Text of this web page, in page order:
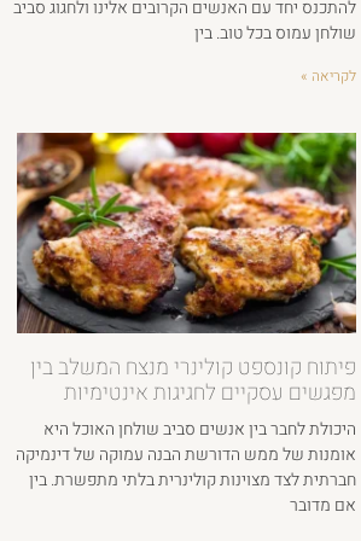
להתכנס יחד עם האנשים הקרובים אלינו ולחגוג סביב
שולחן עמוס בכל טוב. בין
לקריאה »
פיתוח קונספט קולינרי מנצח המשלב בין
מפגשים עסקיים לחגיגות אינטימיות
היכולת לחבר בין אנשים סביב שולחן האוכל היא
אומנות של ממש הדורשת הבנה עמוקה של דינמיקה
חברתית לצד מצוינות קולינרית בלתי מתפשרת. בין
אם מדובר